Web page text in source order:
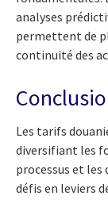
analyses
permettent de
continuité des
Les tarifs
diversifiant les
processus et
défis en leviers